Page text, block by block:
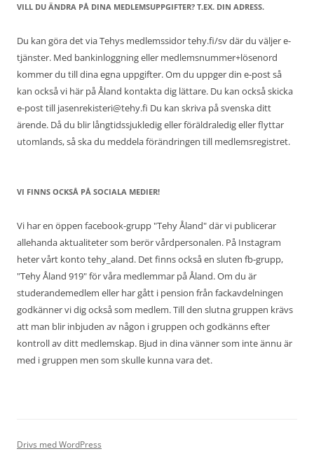
VILL DU ÄNDRA PÅ DINA MEDLEMSUPPGIFTER? T.EX. DIN ADRESS.
Du kan göra det via Tehys medlemssidor tehy.fi/sv där du väljer e-
tjänster. Med bankinloggning eller medlemsnummer+lösenord
kommer du till dina egna uppgifter. Om du uppger din e-post så
kan också vi här på Åland kontakta dig lättare. Du kan också skicka
e-post till jasenrekisteri@tehy.fi Du kan skriva på svenska ditt
ärende. Då du blir långtidssjukledig eller föräldraledig eller flyttar
utomlands, så ska du meddela förändringen till medlemsregistret.
VI FINNS OCKSÅ PÅ SOCIALA MEDIER!
Vi har en öppen facebook-grupp "Tehy Åland" där vi publicerar
allehanda aktualiteter som berör vårdpersonalen. På Instagram
heter vårt konto tehy_aland. Det finns också en sluten fb-grupp,
"Tehy Åland 919" för våra medlemmar på Åland. Om du är
studerandemedlem eller har gått i pension från fackavdelningen
godkänner vi dig också som medlem. Till den slutna gruppen krävs
att man blir inbjuden av någon i gruppen och godkänns efter
kontroll av ditt medlemskap. Bjud in dina vänner som inte ännu är
med i gruppen men som skulle kunna vara det.
Drivs med WordPress